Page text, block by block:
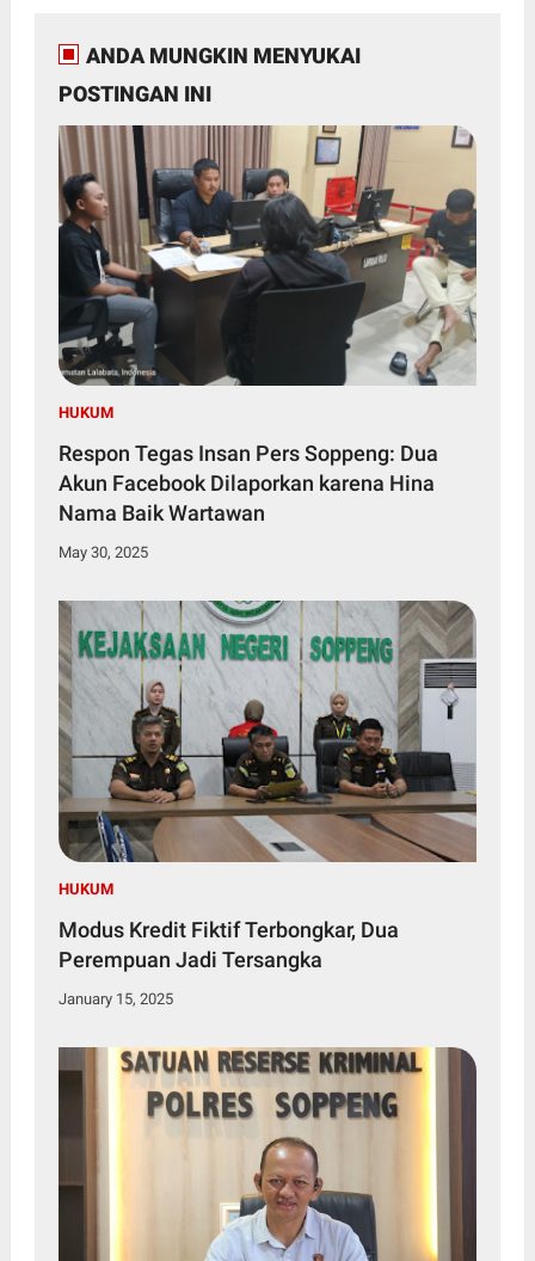
ANDA MUNGKIN MENYUKAI
POSTINGAN INI
HUKUM
Respon Tegas Insan Pers Soppeng: Dua
Akun Facebook Dilaporkan karena Hina
Nama Baik Wartawan
May 30, 2025
HUKUM
Modus Kredit Fiktif Terbongkar, Dua
Perempuan Jadi Tersangka
January 15, 2025